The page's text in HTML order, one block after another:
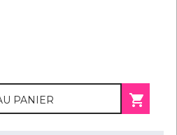
PANIER 